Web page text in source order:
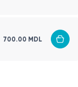
700.00 MDL